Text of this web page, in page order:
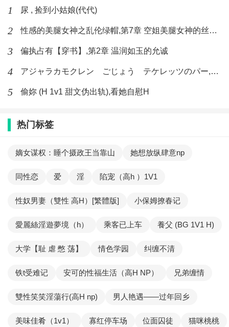
1 尿 , 捡到小姑娘(代代)
2 性感的美腿女神之乱伦绿帽,第7章 空姐美腿女神的丝袜足交
3 偏执占有【穿书】,第2章 温润如玉的允诚
4 アジャラカモクレン ごじょう テケレッツのパー,【No. 42 Rube Goldberg Machine】十四
5 偷妳 (H 1v1 甜文伪出轨),看她自慰H
热门标签
嫡女谋权：睡个摄政王当靠山 她想放纵肆意np
同性恋 爱 淫 陷宠（高h ）1V1
性奴男妻（雙性 高H）[繁體版] 小保姆撩春记
愛麗絲淫遊夢境（h） 乘客已上车 養父 (BG 1V1 H)
大学【耻 虐 憋 荡】 情色学园 纠缠不清
铁t受难记 安可的性福生活（高H NP） 兄弟缠情
雙性笑笑淫蕩行(高H np) 男人艳遇——过年回乡
美味佳肴（1v1） 寡红停车场 位面囚徒 猫咪桃桃